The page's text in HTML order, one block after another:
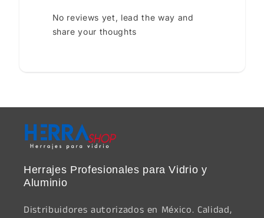
No reviews yet, lead the way and
share your thoughts
Herrajes Profesionales para Vidrio y
Aluminio
Distribuidores autorizados en México. Calidad,